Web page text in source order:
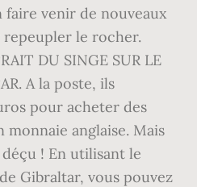
faire venir de nouveaux
le rocher.
DU SINGE SUR LE
A la poste, ils
pour acheter des
anglaise. Mais
! En utilisant le
Gibraltar, vous pouvez